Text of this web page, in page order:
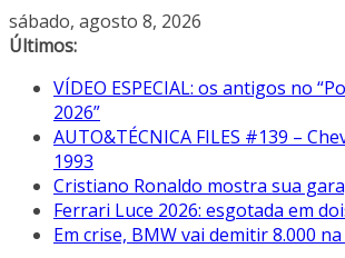
Pular
para
conteúdo
sábado, agosto 8, 2026
Últimos:
VÍDEO ESPECIAL: os antigos no
2026”
AUTO&TÉCNICA FILES #139 –
1993
Cristiano Ronaldo mostra sua
Ferrari Luce 2026: esgotada em
Em crise, BMW vai demitir 8.000